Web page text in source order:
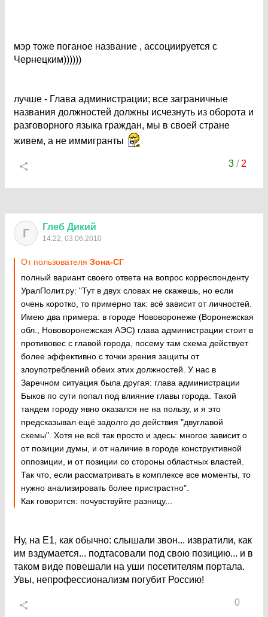
мэр тоже поганое название , ассоциируется с
Чернецким))))))
лучше - Глава администрации; все заграничные
названия должностей должны исчезнуть из оборота и
разговорного языка граждан, мы в своей стране
живем, а не иммигранты
3/ 2
Г Глеб Дикий
14:22, 03.06.2010
От пользователя Зона-СГ
полный вариант своего ответа на вопрос корреспонденту
УралПолит.ру: "Тут в двух словах не скажешь, но если
очень коротко, то примерно так: всё зависит от личностей.
Имею два примера: в городе Нововоронеже (Воронежская
обл., Нововоронежская АЭС) глава администрации стоит в
противовес с главой города, посему там схема действует
более эффективно с точки зрения защиты от
злоупотреблений обеих этих должностей. У нас в
Заречном ситуация была другая: глава администрации
Быков по сути попал под влияние главы города. Такой
тандем городу явно оказался не на пользу, и я это
предсказывал ещё задолго до действия "двуглавой
схемы". Хотя не всё так просто и здесь: многое зависит о
от позиции думы, и от наличие в городе конструктивной
оппозиции, и от позиции со стороны областных властей.
Так что, если рассматривать в комплексе все моменты, то
нужно анализировать более пристрастно".
Как говорится: почувствуйте разницу...
Ну, на Е1, как обычно: слышали звон... извратили, как
им вздумается... подтасовали под свою позицию... и в
таком виде повешали на уши посетителям портала.
Увы, непрофессионализм погубит Россию!
0